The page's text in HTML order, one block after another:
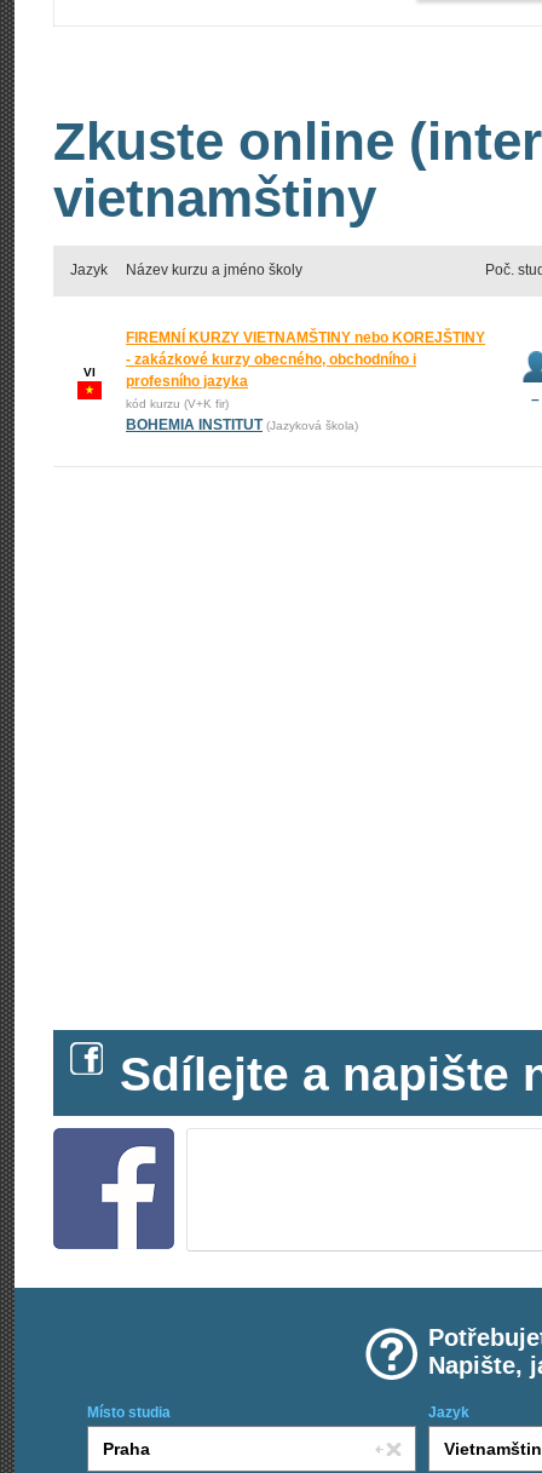
Zkuste online
vietnamštiny
Jazyk Název kurzu a jméno školy Poč.
VI
FIREMNÍ KURZY VIETNAMŠTINY nebo KOREJŠTINY
- zakázkové kurzy obecného, obchodního i
profesního jazyka
kód kurzu (V+K fir)
BOHEMIA INSTITUT (Jazyková škola)
–
Sdílejte a napište
Napište,
Místo studia Jazyk